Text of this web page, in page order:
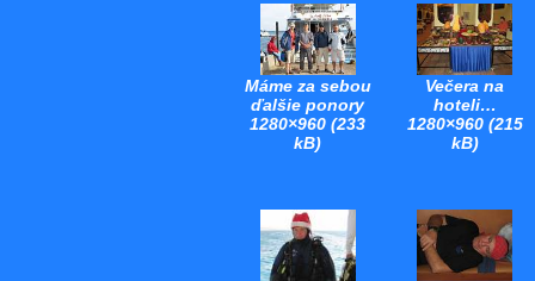
Máme za sebou
ďalšie ponory
1280×960 (233
kB)
Večera na
hoteli…
1280×960 (215
kB)